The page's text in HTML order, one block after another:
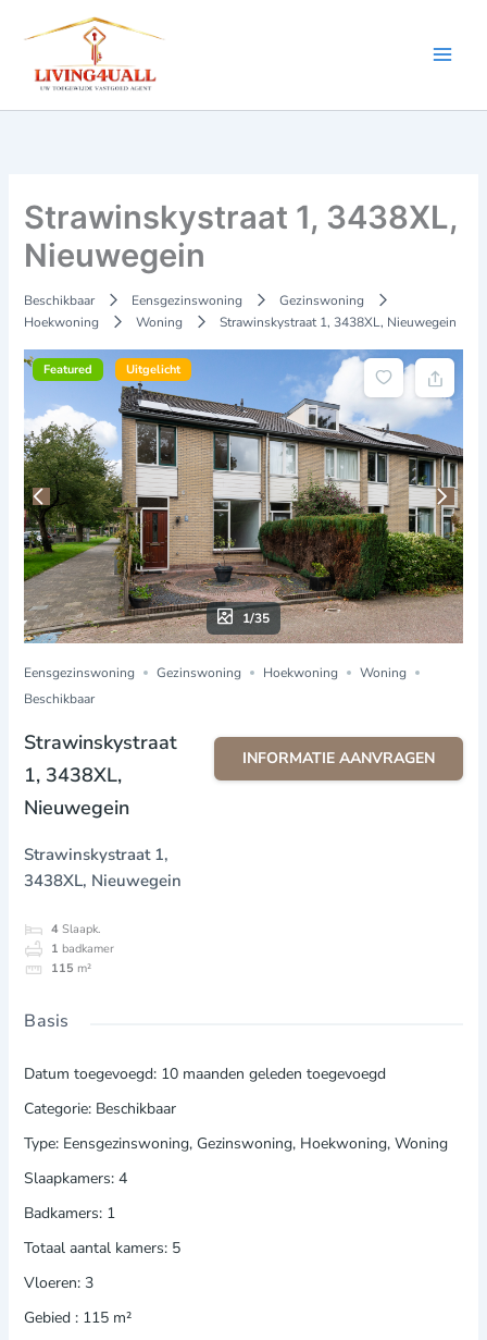
naar
inhoud
Strawinskystraat 1, 3438XL,
Nieuwegein
Beschikbaar Eensgezinswoning
Gezinswoning
Hoekwoning
Woning Strawinskystraat 1, 3438XL, Nieuwegein
Featured Uitgelicht
1/35
Eensgezinswoning Gezinswoning Hoekwoning
Woning
Beschikbaar
Strawinskystraat
1, 3438XL,
Nieuwegein
Strawinskystraat 1,
3438XL, Nieuwegein
4 Slaapk.
1 badkamer
115 m²
INFORMATIE AANVRAGEN
Basis
Datum toegevoegd: 10 maanden geleden toegevoegd
Categorie: Beschikbaar
Type: Eensgezinswoning, Gezinswoning, Hoekwoning,Woning
Slaapkamers: 4
Badkamers: 1
Totaal aantal kamers: 5
Vloeren: 3
Gebied: 115 m²